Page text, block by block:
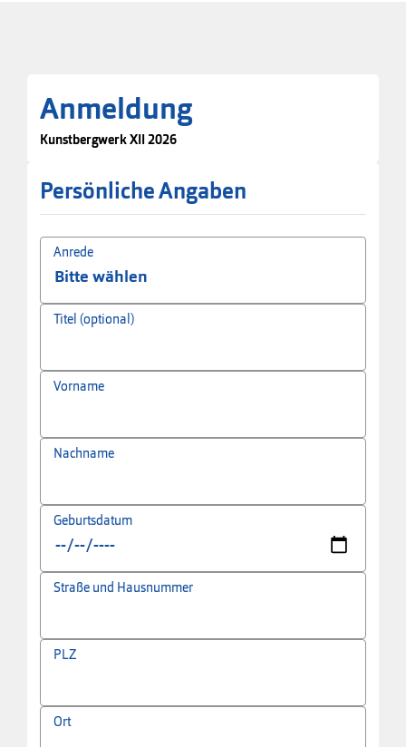
Anmeldung
Kunstbergwerk XII 2026
Persönliche Angaben
Anrede
Titel (optional)
Vorname
Nachname
Geburtsdatum
Straße und Hausnummer
PLZ
Ort